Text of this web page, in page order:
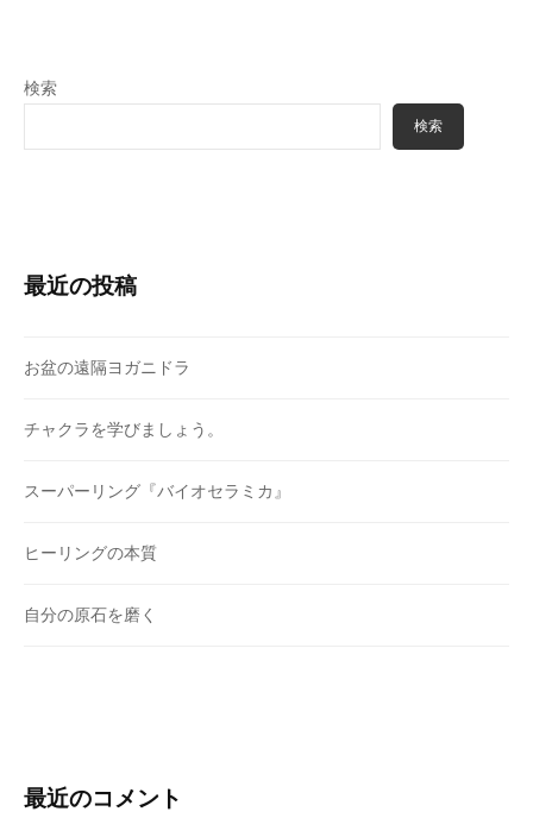
検索
検索
最近の投稿
お盆の遠隔ヨガニドラ
チャクラを学びましょう。
スーパーリング『バイオセラミカ』
ヒーリングの本質
自分の原石を磨く
最近のコメント